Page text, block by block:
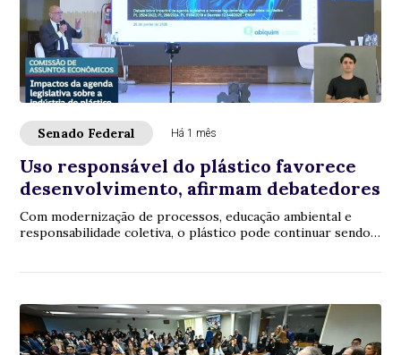
Senado Federal Há 1 mês
Uso responsável do plástico favorece
desenvolvimento, afirmam debatedores
Com modernização de processos, educação ambiental e
responsabilidade coletiva, o plástico pode continuar sendo